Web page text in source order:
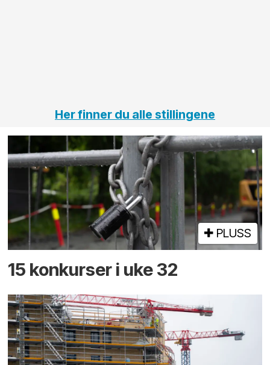
Her finner du alle stillingene
PLUSS
15 konkurser i uke 32